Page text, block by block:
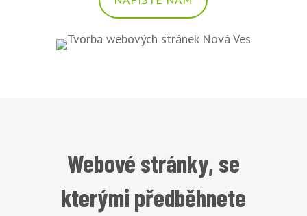
Webové stránky, se
kterými předběhnete